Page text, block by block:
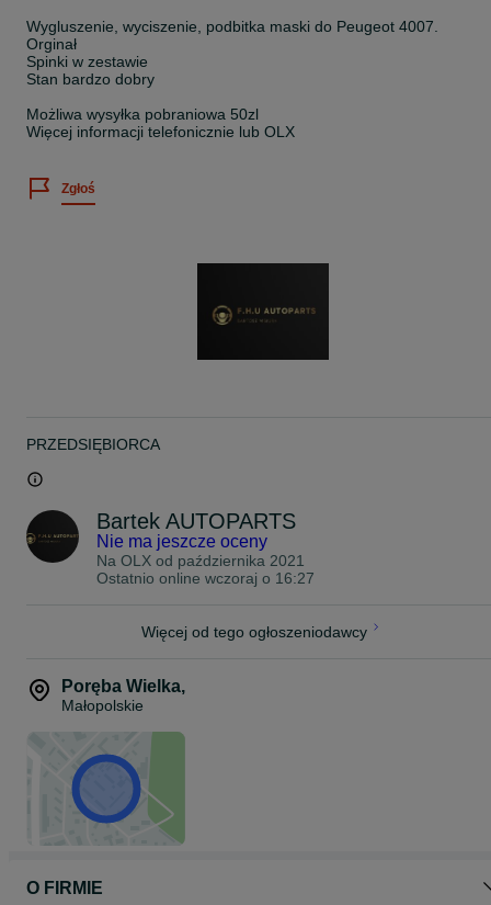
Wygluszenie, wyciszenie, podbitka maski do Peugeot 4007.
Orginał
Spinki w zestawie
Stan bardzo dobry
Możliwa wysyłka pobraniowa 50zl
Więcej informacji telefonicznie lub OLX
Zgłoś
PRZEDSIĘBIORCA
Bartek AUTOPARTS
Nie ma jeszcze oceny
Na OLX od października 2021
Ostatnio online wczoraj o 16:27
Więcej od tego ogłoszeniodawcy
Poręba Wielka,
Małopolskie
O FIRMIE